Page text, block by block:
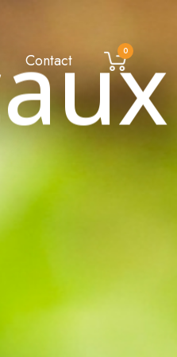
Contact 0